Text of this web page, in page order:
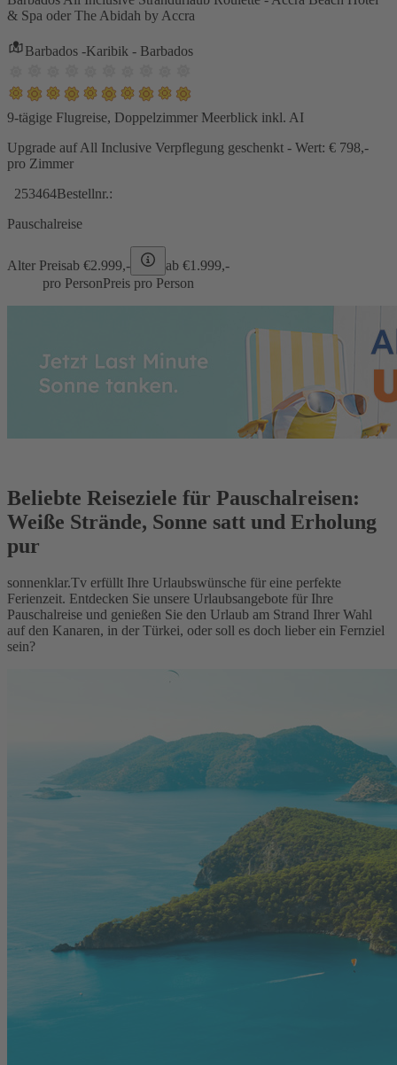
& Spa oder The Abidah by Accra
Barbados -Karibik - Barbados
9-tägige Flugreise, Doppelzimmer Meerblick inkl. AI
Upgrade auf All Inclusive Verpflegung geschenkt - Wert: € 798,-
pro Zimmer
253464Bestellnr.:
Pauschalreise
Alter Preisab €2.999,- ab €1.999,-
pro PersonPreis pro Person
Beliebte Reiseziele für Pauschalreisen:
Weiße Strände, Sonne satt und Erholung
pur
sonnenklar.Tv erfüllt Ihre Urlaubswünsche für eine perfekte
Ferienzeit. Entdecken Sie unsere Urlaubsangebote für Ihre
Pauschalreise und genießen Sie den Urlaub am Strand Ihrer Wahl
auf den Kanaren, in der Türkei, oder soll es doch lieber ein Fernziel
sein?